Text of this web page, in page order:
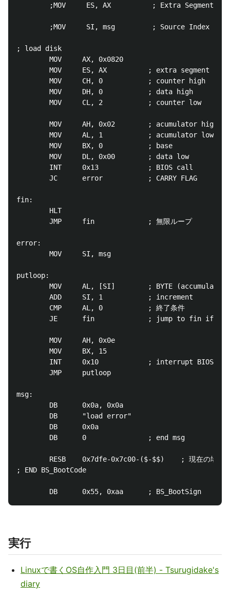
        ;MOV     ES, AX          ; Extra Segment
        ;MOV     SI, msg         ; Source Index
; load disk
        MOV     AX, 0x0820
MOV     ES, AX          ; extra segment :
MOV     CH, 0           ; counter high  :
MOV     DH, 0           ; data high     :
MOV     CL, 2           ; counter low   :
MOV     AH, 0x02        ; acumulator high
MOV     AL, 1           ; acumulator low
MOV     BX, 0           ; base
MOV     DL, 0x00        ; data low
        INT     0x13            ; BIOS call
        JC      error           ; CARRY FLAG
fin:
        HLT
        JMP     fin             ; 無限ループ
error:
        MOV     SI, msg
putloop:
MOV     AL, [SI]        ; BYTE (accumulator
        ADD     SI, 1           ; increment
        CMP     AL, 0           ; 終了条件
JE      fin             ; jump to fin if
        MOV     AH, 0x0e
        MOV     BX, 15
        INT     0x10            ; interrupt BIOS
        JMP     putloop
msg:
        DB      0x0a, 0x0a
        DB      "load error"
        DB      0x0a
        DB      0               ; end msg
RESB    0x7dfe-0x7c00-($-$$)    ; 現在の場所
; END BS_BootCode
実行
Linuxで書くOS自作入門 3日目(前半) - Tsurugidake's
diary